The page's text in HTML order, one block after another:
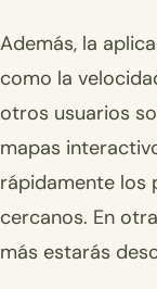
Además, la
como la
otros usuarios
mapas
rápidamente los
cercanos. En
más estarás